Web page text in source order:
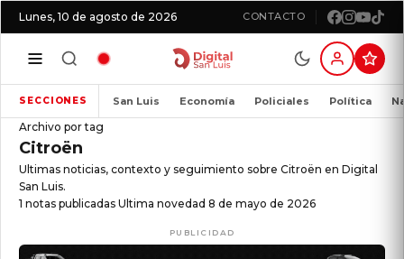
Lunes, 10 de agosto de 2026 CONTACTO
SECCIONES San Luis Economía Policiales Política
Archivo por tag
Citroën
Ultimas noticias, contexto y seguimiento sobre Citroën en Digital
San Luis.
1 notas publicadas Ultima novedad 8 de mayo de 2026
PUBLICIDAD